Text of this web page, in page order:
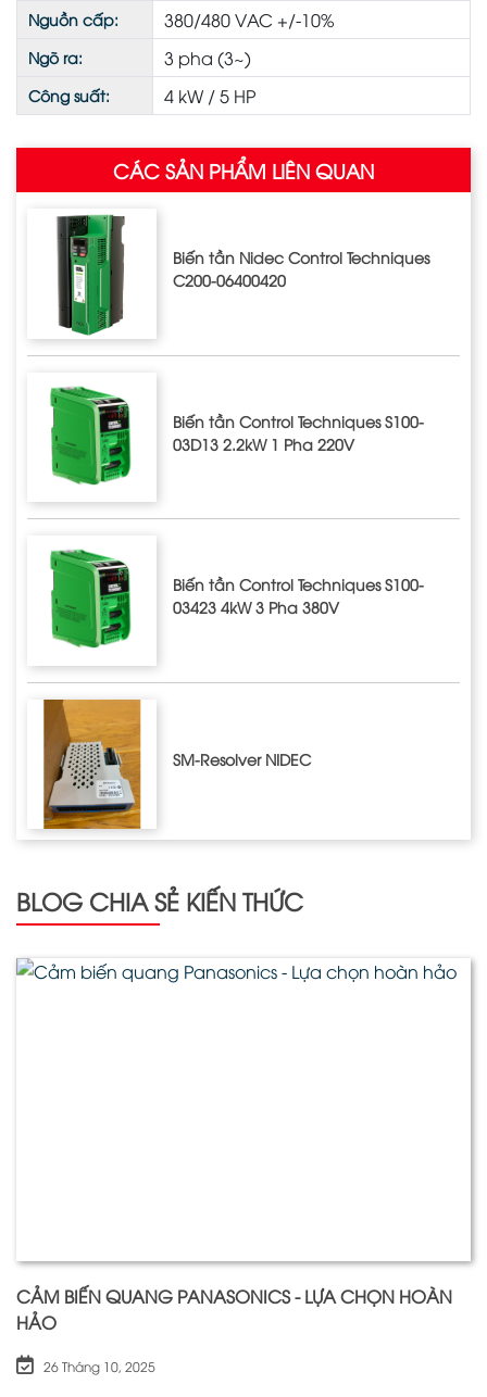
Nguồn cấp: 380/480 VAC +/-10%
Ngõ ra: 3 pha (3~)
Công suất: 4 kW / 5 HP
CÁC SẢN PHẨM LIÊN QUAN
Biến tần Nidec Control Techniques
C200-06400420
Biến tần Control Techniques S100-
03D13 2.2kW 1 Pha 220V
Biến tần Control Techniques S100-
03423 4kW 3 Pha 380V
SM-Resolver NIDEC
BLOG CHIA SẺ KIẾN THỨC
CẢM BIẾN QUANG PANASONICS - LỰA CHỌN HOÀN
HẢO
26 Tháng 10, 2025